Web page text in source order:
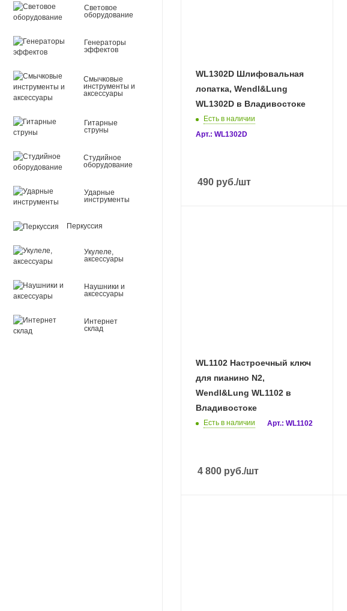
Световое
оборудование
Генераторы
эффектов
Смычковые
инструменты и
аксессуары
Гитарные
струны
Студийное
оборудование
Ударные
инструменты
Перкуссия
Укулеле,
аксессуары
Наушники и
аксессуары
Интернет
склад
WL1302D Шлифовальная
лопатка, Wendl&Lung
WL1302D в Владивостоке
Есть в наличии
Арт.: WL1302D
490 руб./шт
WL1102 Настроечный ключ
для пианино N2,
Wendl&Lung WL1102 в
Владивостоке
Есть в наличии Арт.: WL1102
4 800 руб./шт